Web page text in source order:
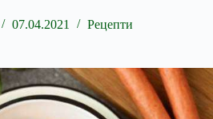
07.04.2021 Рецепти